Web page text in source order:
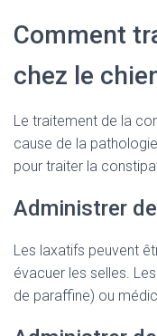
Comment
chez le
Le traitement de la
cause de la
pour traiter la
Administrer
Les laxatifs peuvent
évacuer les selles.
de paraffine) ou